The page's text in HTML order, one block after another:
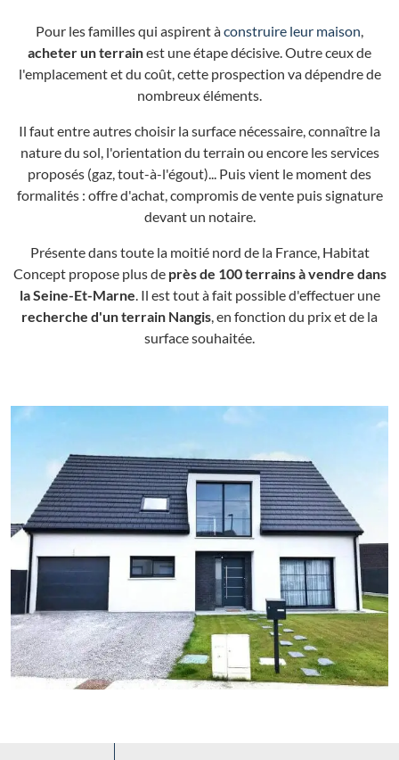
Pour les familles qui aspirent àconstruire leur maison,
acheter un terrainest une étape décisive. Outre ceux de
l'emplacement et du coût, cette prospection va dépendre de
nombreux éléments.
Il faut entre autres choisir la surface nécessaire, connaître la
nature du sol, l'orientation du terrain ou encore les services
proposés (gaz, tout-à-l'égout)... Puis vient le moment des
formalités : offre d'achat, compromis de vente puis signature
devant un notaire.
Présente dans toute la moitié nord de la France, Habitat
Concept propose plus de près de 100 terrains à vendre dans
la Seine-Et-Marne. Il est tout à fait possible d'effectuer une
recherche d'un terrain Nangis, en fonction du prix et de la
surface souhaitée.